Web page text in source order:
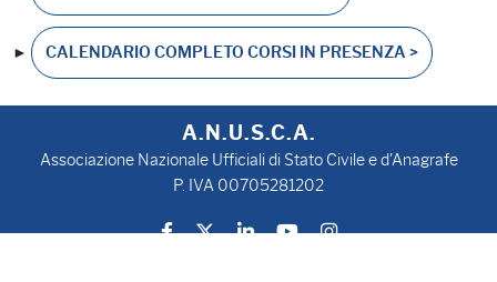
► CALENDARIO COMPLETO CORSI IN PRESENZA >
A.N.U.S.C.A.
Associazione Nazionale Ufficiali di Stato Civile e d'Anagrafe
P. IVA 00705281202